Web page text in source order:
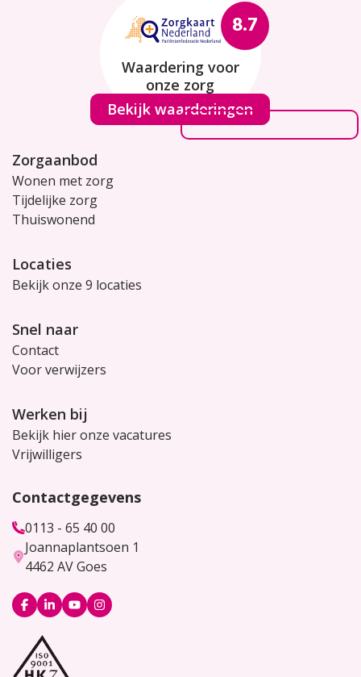
8.7
Waardering voor
onze zorg
Bekijk waarderingen
Zorgaanbod
Wonen met zorg
Tijdelijke zorg
Thuiswonend
Locaties
Bekijk onze 9 locaties
Snel naar
Contact
Voor verwijzers
Werken bij
Bekijk hier onze vacatures
Vrijwilligers
Contactgegevens
0113 - 65 40 00
Joannaplantsoen 1
4462 AV Goes
Logo
Facebook
Logo
LinkedIn
LogoLogo